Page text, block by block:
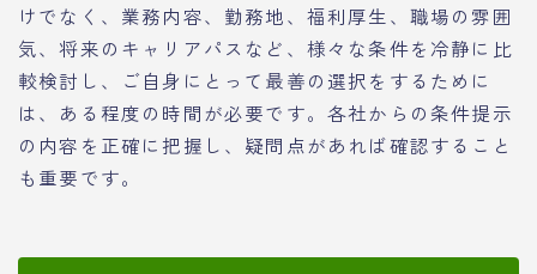
けでなく、業務内容、勤務地、福利厚生、職場の雰囲
気、将来のキャリアパスなど、様々な条件を冷静に比
較検討し、ご自身にとって最善の選択をするために
は、ある程度の時間が必要です。各社からの条件提示
の内容を正確に把握し、疑問点があれば確認すること
も重要です。